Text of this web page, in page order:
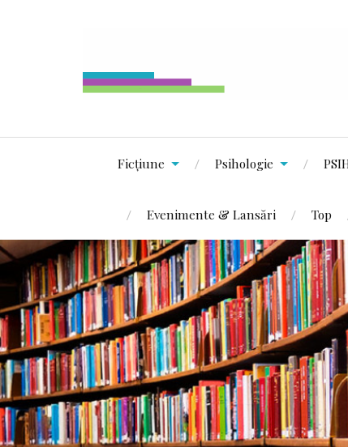
Ficțiune Psihologie
Evenimente & Lansări Top